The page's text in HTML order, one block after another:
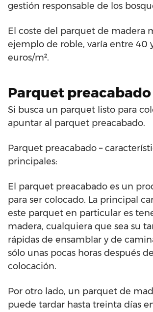
gestión responsable de los
El coste del parquet de madera
ejemplo de roble, varía entre 40
euros/m².
Parquet preacabado
Si busca un parquet listo para
apuntar al parquet preacabado.
Parquet preacabado –
principales:
El parquet preacabado es un
para ser colocado. La principal
este parquet en particular es
madera, cualquiera que sea su
rápidas de ensamblar y de
sólo unas pocas horas después
colocación.
Por otro lado, un parquet de
puede tardar hasta treinta días